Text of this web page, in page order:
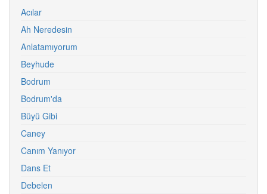
Acılar
Ah Neredesin
Anlatamıyorum
Beyhude
Bodrum
Bodrum'da
Büyü Gibi
Caney
Canım Yanıyor
Dans Et
Debelen